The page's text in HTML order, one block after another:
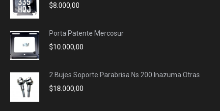
windowwindowwindowwindow
$8.000,00
Porta Patente Mercosur
$10.000,00
2 Bujes Soporte Parabrisa Ns 200 Inazuma Otras
$18.000,00